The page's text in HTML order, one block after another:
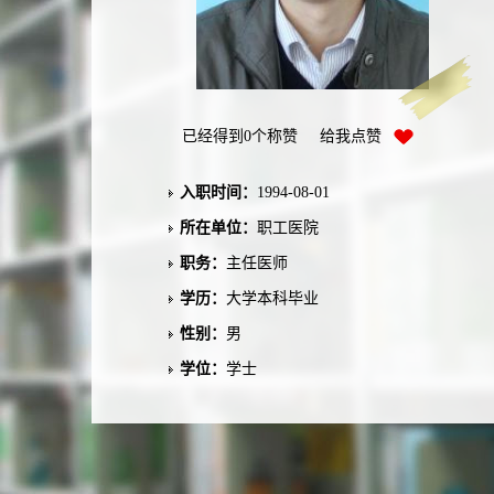
已经得到 0个称赞 给我点赞
入职时间： 1994-08-01
所在单位： 职工医院
职务： 主任医师
学历： 大学本科毕业
性别： 男
学位： 学士